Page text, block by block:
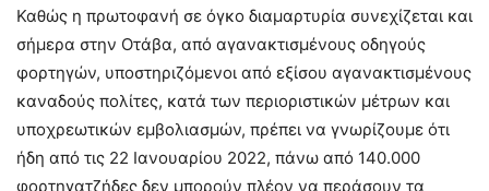
Καθώς η πρωτοφανή σε όγκο διαμαρτυρία συνεχίζεται και
σήμερα στην Οτάβα, από αγανακτισμένους οδηγούς
φορτηγών, υποστηριζόμενοι από εξίσου αγανακτισμένους
καναδούς πολίτες, κατά των περιοριστικών μέτρων και
υποχρεωτικών εμβολιασμών, πρέπει να γνωρίζουμε ότι
ήδη από τις 22 Ιανουαρίου 2022, πάνω από 140.000
φορτηγατζήδες δεν μπορούν πλέον να περάσουν τα